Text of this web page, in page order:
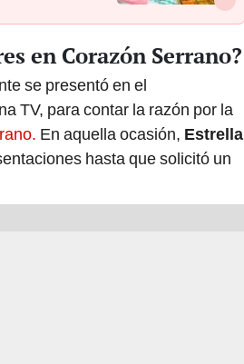
en Corazón Serrano?
se presentó en el
TV, para contar la razón por la
En aquella ocasión, Estrella
hasta que solicitó un